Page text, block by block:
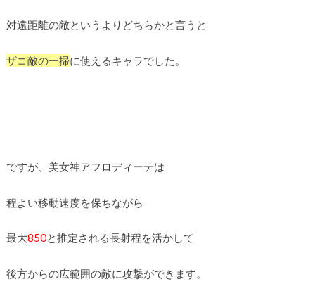
対遠距離の敵というよりどちらかと言うと
ザコ敵の一掃に使えるキャラでした。
ですが、美女神アフロディーテは
程よい移動速度を保ちながら
最大850と推定される長射程を活かして
後方からの広範囲の敵に攻撃ができます。